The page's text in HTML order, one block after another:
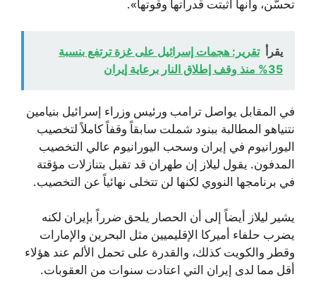
تحسّن، وأنها أثبتت قدراتها وقوتها».
يقرأ تقرير: هجمات إسرائيل على غزة ترتفع بنسبة
35% منذ وقف إطلاق النار برعاية إيران
في المقابل يواصل ترامب ورئيس وزراء إسرائيل بنيامين
نتنياهو المطالبة ببنود شملت سابقاً وقفاً كاملاً لتخصيب
اليورانيوم في إيران وسحب اليورانيوم عالي التخصيب
المدفون. يقول ليلاز إن طهران قد تقبل بتنازلات مؤقتة
في برنامجها النووي لكنها لن تتخلى نهائياً عن التخصيب.
يشير ليلاز أيضاً إلى أن الحصار يلحق ضرراً بإيران لكنه
يضرب حلفاء أميركا الإقليميين مثل البحرين والإمارات
وقطر والكويت كذلك، والقدرة على تحمل الألم عند هؤلاء
أقل مما لدى إيران التي اعتادت سنوات من العقوبات.